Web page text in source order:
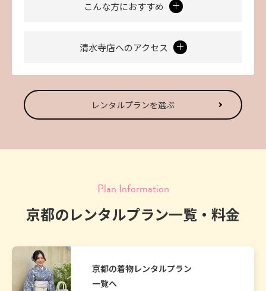
こんな方におすすめ
清水寺店へのアクセス
レンタルプランを選ぶ
Plan Information
京都のレンタルプラン一覧・料金
京都の着物レンタルプラン
一覧へ